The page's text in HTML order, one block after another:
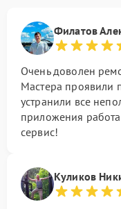
Филатов
Очень доволен
Мастера проявили
устранили все
приложения
сервис!
Куликов